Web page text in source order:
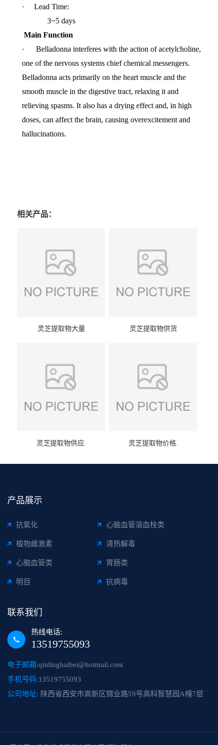
· Lead Time:
3~5 days
Main Function
· Belladonna interferes with the action of acetylcholine,
one of the nervous systems chief chemical messengers.
Belladonna acts primarily on the heart muscle and the
smooth muscle in the digestive tract, relaxing it and
relieving spasms. It also has a drying effect and, in high
doses, can affect the brain, causing overexcitement and
hallucinations.
相关产品：
灵芝提取物大量 灵芝提取物供货
灵芝提取物供应. 灵芝提取物价格.
产品展示
抗氧化 心脑血管溶血栓类
植物雌激素 清热解毒
心脑血管类 胃肠类
明目 抗病毒
联系我们
热线电话:
13519755093
电子邮箱:qinlinghaibei@hotmail.com
手机号码:13519755093
公司地址: 陕西省西安市高新区锦业路59号高科智慧园A幢7层